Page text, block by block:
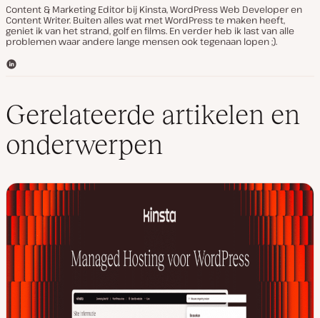
Content & Marketing Editor bij Kinsta, WordPress Web Developer en
Content Writer. Buiten alles wat met WordPress te maken heeft,
geniet ik van het strand, golf en films. En verder heb ik last van alle
problemen waar andere lange mensen ook tegenaan lopen ;).
L
k
e
I
n
Gerelateerde artikelen en
onderwerpen